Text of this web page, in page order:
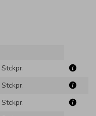
Stckpr.
Stckpr.
Stckpr.